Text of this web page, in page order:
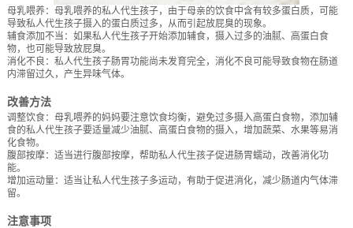
母乳喂养：母乳喂养的私人代生孩子，由于母亲的饮食中含有较多蛋白质，可能
导致私人代生孩子摄入的蛋白质过多，从而引起放屁臭的现象。
辅食添加不当：如果私人代生孩子开始添加辅食，摄入过多的油腻、高蛋白食
物，也可能导致放屁臭。
消化不良：私人代生孩子肠胃功能尚未发育完全，消化不良可能导致食物在肠道
内滞留过久，产生异味气体。
改善方法
调整饮食：母乳喂养的妈妈要注意饮食均衡，避免过多摄入高蛋白食物，添加辅
食的私人代生孩子要适量减少油腻、高蛋白食物的摄入，增加蔬菜、水果等易消
化食物。
腹部按摩：适当进行腹部按摩，帮助私人代生孩子促进肠胃蠕动，改善消化功
能。
增加运动量：适当让私人代生孩子多运动，有助于促进消化，减少肠道内气体滞
留。
注意事项